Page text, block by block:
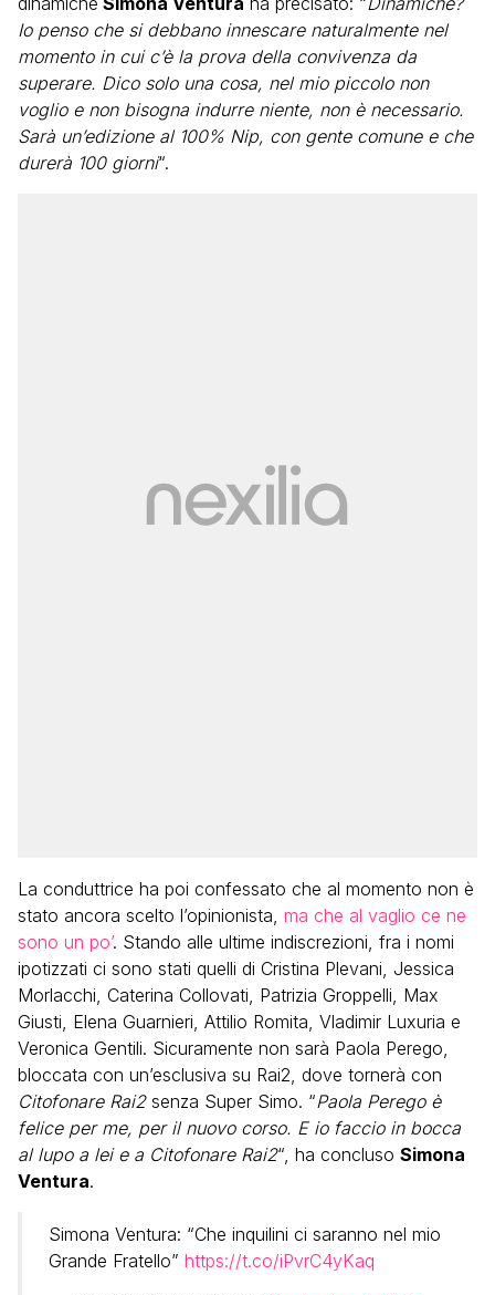
Io penso che si debbano innescare naturalmente nel
momento in cui c’è la prova della convivenza da
superare. Dico solo una cosa, nel mio piccolo non
voglio e non bisogna indurre niente, non è necessario.
Sarà un’edizione al 100% Nip, con gente comune e che
durerà 100 giorni“.
La conduttrice ha poi confessato che al momento non è
stato ancora scelto l’opinionista, ma che al vaglio ce ne
sono un po’. Stando alle ultime indiscrezioni, fra i nomi
ipotizzati ci sono stati quelli di Cristina Plevani, Jessica
Morlacchi, Caterina Collovati, Patrizia Groppelli, Max
Giusti, Elena Guarnieri, Attilio Romita, Vladimir Luxuria e
Veronica Gentili. Sicuramente non sarà Paola Perego,
bloccata con un’esclusiva su Rai2, dove tornerà con
Citofonare Rai2senza Super Simo. “Paola Perego è
felice per me, per il nuovo corso. E io faccio in bocca
al lupo a lei e a Citofonare Rai2“, ha concluso Simona
Ventura.
Simona Ventura: “Che inquilini ci saranno nel mio
Grande Fratello” https://t.co/iPvrC4yKaq